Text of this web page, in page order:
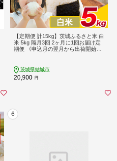
【定期便 計15kg】茨城ふるさと米 白
米 5kg 隔月3回 2ヶ月に1回お届け定
期便 《申込月の翌月から出荷開始》
2_5kg_3ktei---
茨城県結城市
20,900 円
6